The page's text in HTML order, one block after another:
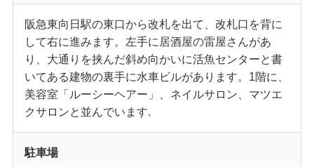
阪急東向日駅の東口から改札を出て、改札口を背に
して右に進みます。左手に居酒屋の雷屋さんがあ
り、大通りを挟んだ斜め向かいに活魚センターと書
いてある建物の裏手に水車ビルがあります。1階に、
美容室「ルーシーヘアー」、ネイルサロン、マツエ
クサロンと並んでいます.
駐車場